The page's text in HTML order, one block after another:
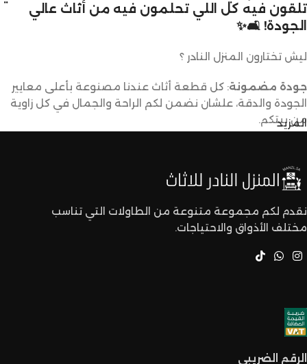
تلقون فيه كل اللي تحلمون فيه من أثاث عالي
الجودة! 🛋️✨
ليش تختارون المنزل النادر ؟
جودة مضمونة: كل قطعة أثاث عندنا مصنوعة بأعلى معايير
الجودة والدقة، علشان نضمن لكم الراحة والجمال في كل زاوية
من بيتكم.
الأذواق والديكورات. ما راح تحتاجون تدورون كثير علشان تلقون
اللي يعجبكم.
أسعار تنافسية : نقدم لكم أفضل الأسعار في السوق بدون ما
اختيار القطع المناسبة لين توصل لكم لحد البيت.
توصيل سريع وآمن
المزيد
نقدم لكم مجموعة متنوعة من الطاولات التي تناسب
مختلف الأذواق والاحتياجات.
الرقم الضريبي